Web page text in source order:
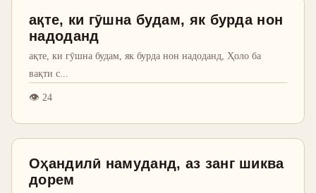
ақте, ки гӯшна будам, як бурда нон
надоданд
ақте, ки гӯшна будам, як бурда нон надоданд, Ҳоло ба
вақти с
👁 24
Оҳандилӣ намуданд, аз занг шиква
дорем